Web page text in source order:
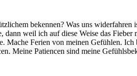
beken­nen? Was uns
weil ich auf die­se Wei­se das
Mache Feri­en von mei­nen Gefüh­len.
Mei­ne Pati­en­cen sind mei­ne